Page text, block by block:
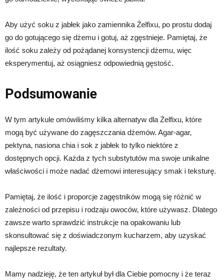
Aby użyć soku z jabłek jako zamiennika Żelfixu, po prostu dodaj
go do gotującego się dżemu i gotuj, aż zgęstnieje. Pamiętaj, że
ilość soku zależy od pożądanej konsystencji dżemu, więc
eksperymentuj, aż osiągniesz odpowiednią gęstość.
Podsumowanie
W tym artykule omówiliśmy kilka alternatyw dla Żelfixu, które
mogą być używane do zagęszczania dżemów. Agar-agar,
pektyna, nasiona chia i sok z jabłek to tylko niektóre z
dostępnych opcji. Każda z tych substytutów ma swoje unikalne
właściwości i może nadać dżemowi interesujący smak i teksturę.
Pamiętaj, że ilość i proporcje zagęstników mogą się różnić w
zależności od przepisu i rodzaju owoców, które używasz. Dlatego
zawsze warto sprawdzić instrukcje na opakowaniu lub
skonsultować się z doświadczonym kucharzem, aby uzyskać
najlepsze rezultaty.
Mamy nadzieję, że ten artykuł był dla Ciebie pomocny i że teraz